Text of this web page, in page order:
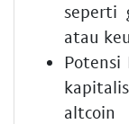
seperti
atau
Potensi